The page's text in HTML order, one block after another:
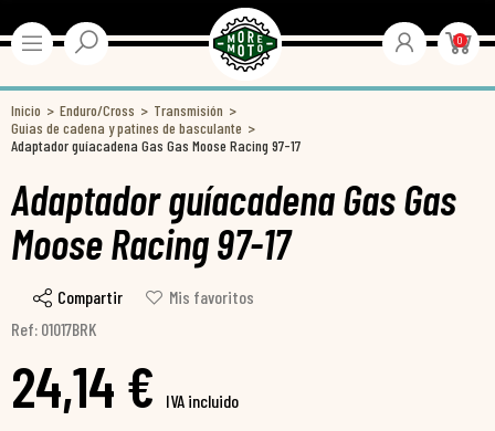
0
Inicio Enduro/Cross
Transmisión
Guias de cadena y patines de basculante
Adaptador guíacadena Gas Gas Moose Racing 97-17
Adaptador guíacadena Gas Gas
Moose Racing 97-17
Compartir
Mis favoritos
Ref: 01017BRK
24,14 € IVA incluido